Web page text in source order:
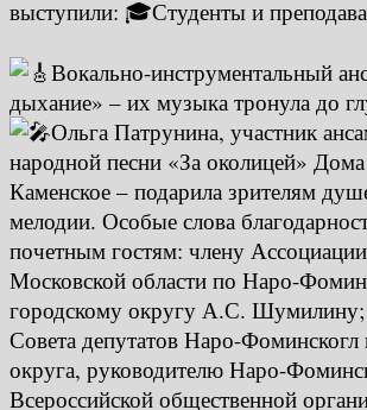
выступили: 🎓Студенты и
Вокально-инструментальный
дыхание» – их музыка тронула до
Ольга Патрунина, участник
народной песни «За околицей» Дома
Каменское – подарила зрителям
мелодии. Особые слова
почетным гостям: члену
Московской области по Наро-
городскому округу А.С. Шумилину;
Совета депутатов Наро-Фоминскогл
округа, руководителю Наро-
Всероссийской общественной